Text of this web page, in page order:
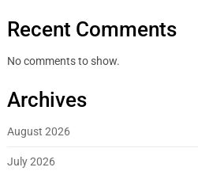
Recent Comments
No comments to show.
Archives
August 2026
July 2026